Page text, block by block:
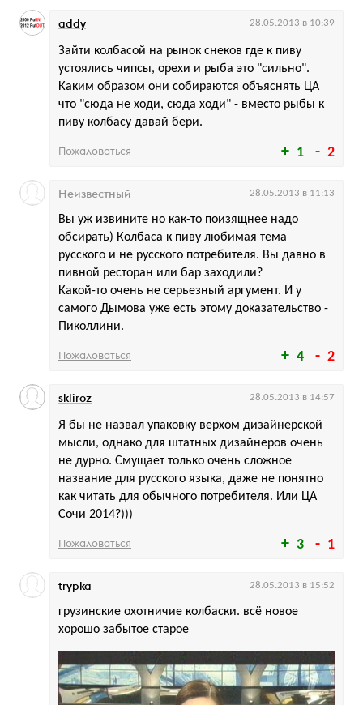
1 2
Зайти колбасой на рынок снеков где к пиву
устоялись чипсы, орехи и рыба это "сильно".
Каким образом они собираются объяснять ЦА
что "сюда не ходи, сюда ходи" - вместо рыбы к
пиву колбасу давай бери.
addy 28.05.2013 в 10:39
Пожаловаться
4 2
Вы уж извините но как-то поизящнее надо
обсирать) Колбаса к пиву любимая тема
русского и не русского потребителя. Вы давно в
пивной ресторан или бар заходили?
Какой-то очень не серьезный аргумент. И у
самого Дымова уже есть этому доказательство -
Пиколлини.
Неизвестный 28.05.2013 в 11:13
Пожаловаться
3 1
Я бы не назвал упаковку верхом дизайнерской
мысли, однако для штатных дизайнеров очень
не дурно. Смущает только очень сложное
название для русского языка, даже не понятно
как читать для обычного потребителя. Или ЦА
Сочи 2014?)))
skliroz 28.05.2013 в 14:57
Пожаловаться
грузинские охотничие колбаски. всё новое
хорошо забытое старое
trypka 28.05.2013 в 15:52